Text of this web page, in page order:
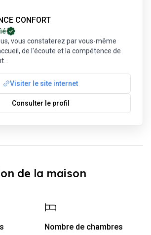
CONFORT
vous constaterez par vous-même
de l'écoute et la compétence de
Visiter le site internet
Consulter le profil
de la maison
Nombre de chambres